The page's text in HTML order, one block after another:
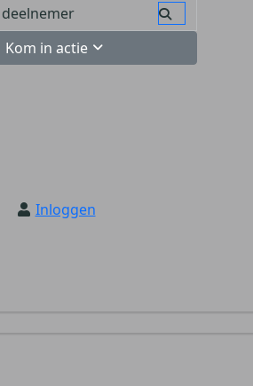
Kom in actie
Inloggen